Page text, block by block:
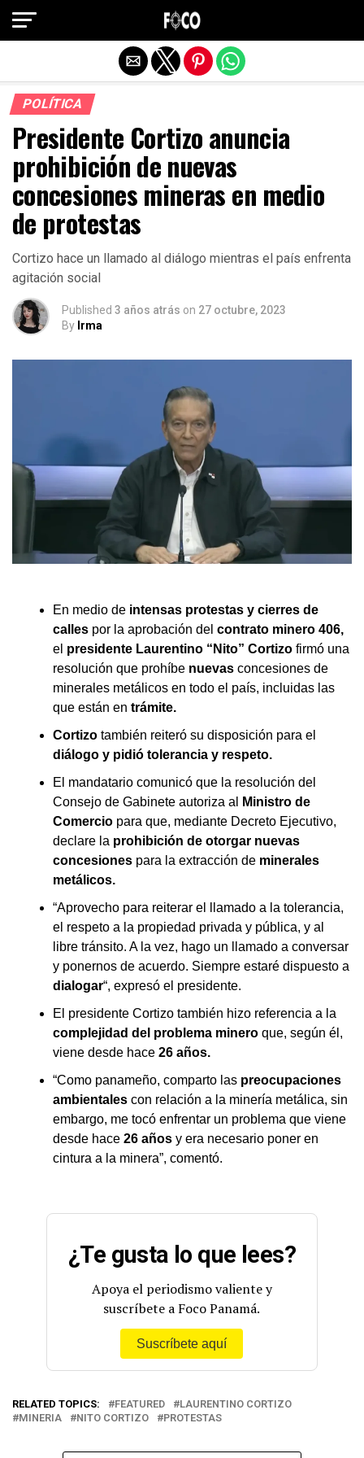
POLÍTICA
Presidente Cortizo anuncia
prohibición de nuevas
concesiones mineras en medio
de protestas
Cortizo hace un llamado al diálogo mientras el país enfrenta
agitación social
Published 3 años atrás on 27 octubre, 2023
By Irma
En medio de intensas protestas y cierres de
calles por la aprobación del contrato minero 406,
el presidente Laurentino “Nito” Cortizo firmó una
resolución que prohíbe nuevas concesiones de
minerales metálicos en todo el país, incluidas las
que están en trámite.
Cortizo también reiteró su disposición para el
diálogo y pidió tolerancia y respeto.
El mandatario comunicó que la resolución del
Consejo de Gabinete autoriza al
Ministro de
Comercio para que, mediante Decreto Ejecutivo,
declare la prohibición de otorgar nuevas
concesiones para la extracción de minerales
metálicos.
“Aprovecho para reiterar el llamado a la tolerancia,
el respeto a la propiedad privada y pública, y al
libre tránsito. A la vez, hago un llamado a conversar
y ponernos de acuerdo. Siempre estaré dispuesto a
dialogar“, expresó el presidente.
El presidente Cortizo también hizo referencia a la
complejidad del problema minero que, según él,
viene desde hace 26 años.
“Como panameño, comparto las preocupaciones
ambientales con relación a la minería metálica, sin
embargo, me tocó enfrentar un problema que viene
desde hace 26 años y era necesario poner en
cintura a la minera”, comentó.
¿Te gusta lo que lees?
Apoya el periodismo valiente y
suscríbete a Foco Panamá.
Suscríbete aquí
RELATED TOPICS: FEATURED
LAURENTINO CORTIZO
MINERIA
NITO CORTIZO PROTESTAS
Salir de la versión móvil